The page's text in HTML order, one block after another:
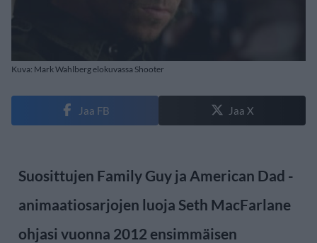
Kuva: Mark Wahlberg elokuvassa Shooter
Jaa FB Jaa X
Suosittujen Family Guy ja American Dad -
animaatiosarjojen luoja Seth MacFarlane
ohjasi vuonna 2012 ensimmäisen